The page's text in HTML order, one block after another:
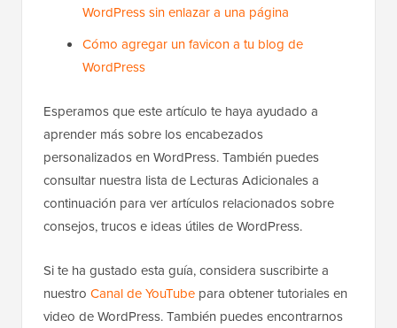
WordPress sin enlazar a una página
Cómo agregar un favicon a tu blog de
WordPress
Esperamos que este artículo te haya ayudado a
aprender más sobre los encabezados
personalizados en WordPress. También puedes
consultar nuestra lista de Lecturas Adicionales a
continuación para ver artículos relacionados sobre
consejos, trucos e ideas útiles de WordPress.
Si te ha gustado esta guía, considera suscribirte a
nuestro Canal de YouTube para obtener tutoriales en
video de WordPress. También puedes encontrarnos